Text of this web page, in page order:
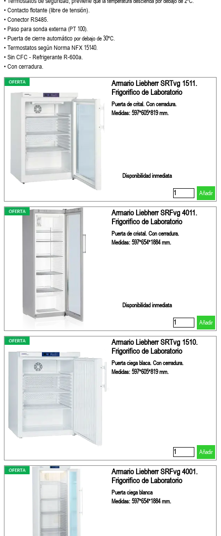
• Contacto flotante (libre de tensión).
• Conector RS485.
• Paso para sonda externa (PT 100).
• Puerta de cierre automático por debajo de 30ºC.
• Termostatos según Norma NFX 15140.
• Sin CFC - Refrigerante R-600a.
• Con cerradura.
Armario Liebherr SRTvg 1511.
Frigorifico de Laboratorio
Puerta de crital. Con cerradura.
Medidas: 597*605*819 mm.
Disponibilidad inmediata
Añadir
Armario Liebherr SRFvg 4011.
Frigorifico de Laboratorio
Puerta de cristal. Con cerradura.
Medidas: 597*654*1884 mm.
Disponibilidad inmediata
Añadir
Armario Liebherr SRTvg 1510.
Frigorifico de Laboratorio
Puerta ciega blaca. Con cerradura.
Medidas: 597*605*819 mm.
Añadir
Armario Liebherr SRFvg 4001.
Frigorifico de Laboratorio
Puerta ciega blanca
Medidas: 597*654*1884 mm.